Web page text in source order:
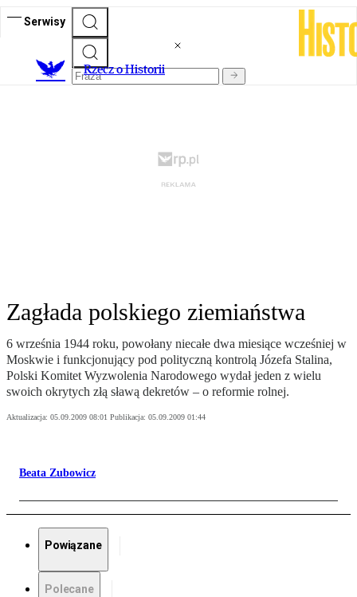
Serwisy
Rzecz o Historii
Zagłada polskiego ziemiaństwa
6 września 1944 roku, powołany niecałe dwa miesiące wcześniej w
Moskwie i funkcjonujący pod polityczną kontrolą Józefa Stalina,
Polski Komitet Wyzwolenia Narodowego wydał jeden z wielu
swoich okrytych złą sławą dekretów – o reformie rolnej.
Aktualizacja: 05.09.2009 08:01 Publikacja: 05.09.2009 01:44
Beata Zubowicz
Powiązane
Polecane